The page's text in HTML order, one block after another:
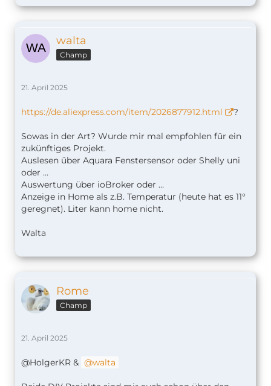
walta
Champ
21. April 2025
https://de.aliexpress.com/item/2026877912.html ?
Sowas in der Art? Wurde mir mal empfohlen für ein
zukünftiges Projekt.
Auslesen über Aquara Fenstersensor oder Shelly uni
oder …
Auswertung über ioBroker oder …
Anzeige in Home als z.B. Temperatur (heute hat es 11°
geregnet). Liter kann home nicht.
Walta
Rome
Champ
21. April 2025
@HolgerKR & walta